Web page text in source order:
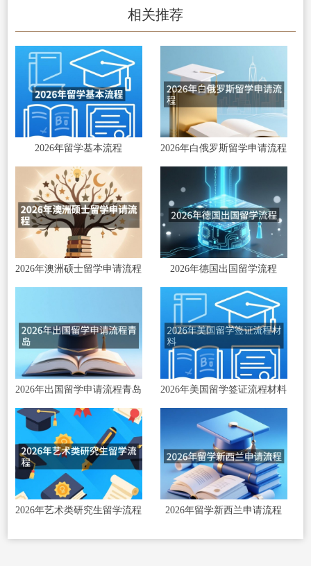
相关推荐
2026年留学基本流程 2026年白俄罗斯留学申请流程
2026年澳洲硕士留学申请流程 2026年德国出国留学流程
2026年出国留学申请流程青岛 2026年美国留学签证流程材料
2026年艺术类研究生留学流程 2026年留学新西兰申请流程